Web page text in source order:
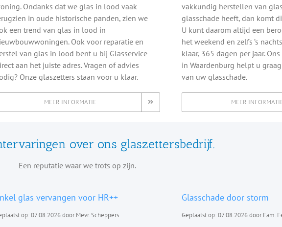
Ondanks dat we glas in lood vaak
in oude historische panden, zien we
een trend van glas in lood in
Ook voor reparatie en
van glas in lood bent u bij Glasservice
aan het juiste adres. Vragen of advies
Onze glaszetters staan voor u klaar.
MEER INFORMATIE
vakkundig herstellen van
glasschade heeft, dan komt
U kunt daarom altijd een
het weekend en zelfs ’s
klaar, 365 dagen per jaar.
in Waardenburg helpt u
van uw glasschade.
MEER
over ons glaszettersbedrijf.
Een reputatie waar we trots op zijn.
glas vervangen voor HR++
op: 07.08.2026 door Mevr. Scheppers
Glasschade door storm
Geplaatst op: 07.08.2026 door Fam.